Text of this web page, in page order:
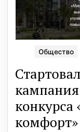
Общество
кампания
конкурса